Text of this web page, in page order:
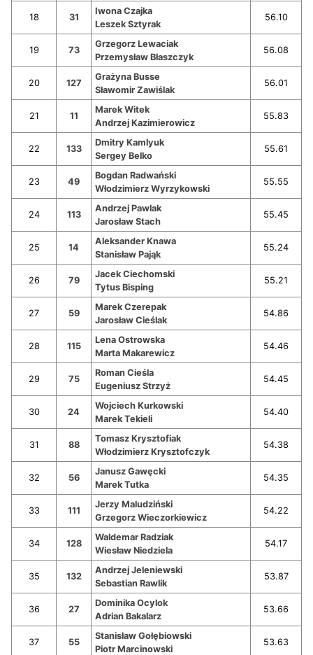
18 31
Iwona Czajka
Leszek Sztyrak
56.10
19 73
Grzegorz Lewaciak
Przemysław Błaszczyk
56.08
20 127
Grażyna Busse
Sławomir Zawiślak
56.01
21 11
Marek Witek
Andrzej Kazimierowicz
55.83
22 133
Dmitry Kamlyuk
Sergey Belko
55.61
23 49
Bogdan Radwański
Włodzimierz Wyrzykowski
55.55
24 113
Andrzej Pawlak
Jarosław Stach
55.45
25 14
Aleksander Knawa
Stanisław Pająk
55.24
26 79
Jacek Ciechomski
Tytus Bisping
55.21
27 59
Marek Czerepak
Jarosław Cieślak
54.86
28 115
Lena Ostrowska
Marta Makarewicz
54.46
29 75
Roman Cieśla
Eugeniusz Strzyż
54.45
30 24
Wojciech Kurkowski
Marek Tekieli
54.40
31 88
Tomasz Krysztofiak
Włodzimierz Krysztofczyk
54.38
32 56
Janusz Gawęcki
Marek Tutka
54.35
33 111
Jerzy Maludziński
Grzegorz Wieczorkiewicz
54.22
34 128
Waldemar Radziak
Wiesław Niedziela
54.17
35 132
Andrzej Jeleniewski
Sebastian Rawlik
53.87
36 27
Dominika Ocylok
Adrian Bakalarz
53.66
37 55
Stanisław Gołębiowski
Piotr Marcinowski
53.63